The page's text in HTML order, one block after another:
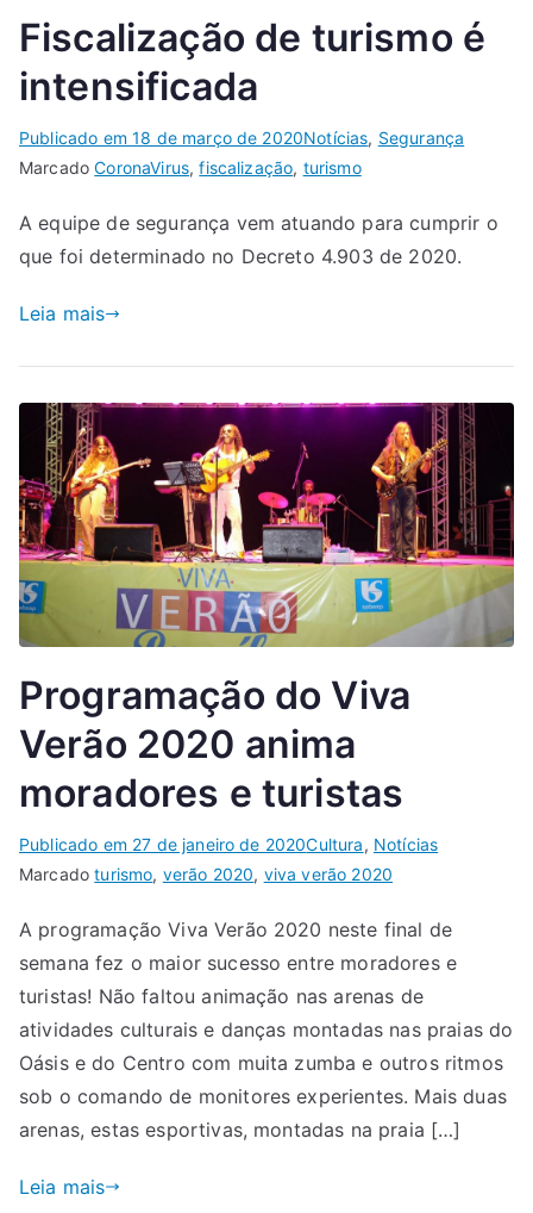
Fiscalização de turismo é
intensificada
Publicado em18 de março de 2020Notícias, Segurança
MarcadoCoronaVirus,fiscalização, turismo
A equipe de segurança vem atuando para cumprir o
que foi determinado no Decreto 4.903 de 2020.
Leia mais
Programação do Viva
Verão 2020 anima
moradores e turistas
Publicado em 27 de janeiro de 2020Cultura, Notícias
Marcadoturismo, verão 2020, viva verão 2020
A programação Viva Verão 2020 neste final de
semana fez o maior sucesso entre moradores e
turistas! Não faltou animação nas arenas de
atividades culturais e danças montadas nas praias do
Oásis e do Centro com muita zumba e outros ritmos
sob o comando de monitores experientes. Mais duas
arenas, estas esportivas, montadas na praia […]
Leia mais